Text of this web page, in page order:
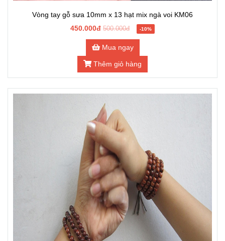
Vòng tay gỗ sưa 10mm x 13 hạt mix ngà voi KM06
450.000đ 500.000đ -10%
Mua ngay
Thêm giỏ hàng